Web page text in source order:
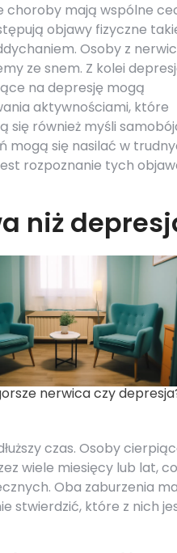
choroby mają wspólne
objawy fizyczne
Osoby z
ze snem. Z kolei
na depresję mogą
aktywnościami, które
się również myśli
mogą się nasilać w
rozpoznanie tych
niż
nerwica czy
czas. Osoby
wiele miesięcy lub lat, co
Oba zaburzenia
stwierdzić, które z nich